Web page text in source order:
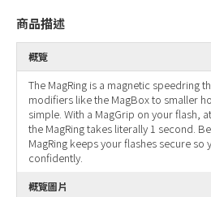
商品描述
概覽
The MagRing is a magnetic speedring
modifiers like the MagBox to smaller
simple. With a MagGrip on your flash,
the MagRing takes literally 1 second.
MagRing keeps your flashes secure
confidently.
概覽圖片